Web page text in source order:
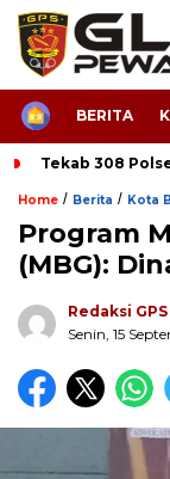
HOMEBERITA
Tekab 308
Home / Berita / Kota
Program
(MBG):
Redaksi GPS
Senin, 15